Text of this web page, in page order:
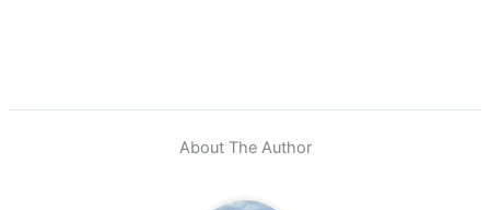
About The Author